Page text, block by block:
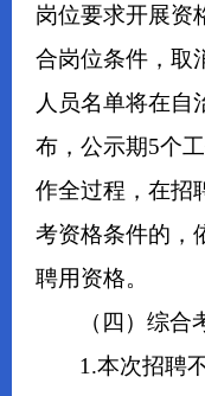
岗位要求开展资
合岗位条件，取
人员名单将在自
布，公示期5个
作全过程，在招
考资格条件的，
聘用资格。
（四）综合
1.本次招聘